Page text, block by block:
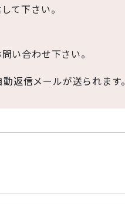
て下さい。
い合わせ下さい。
返信メールが送られます。